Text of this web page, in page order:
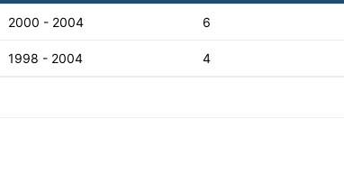
2000 - 2004 6
1998 - 2004 4